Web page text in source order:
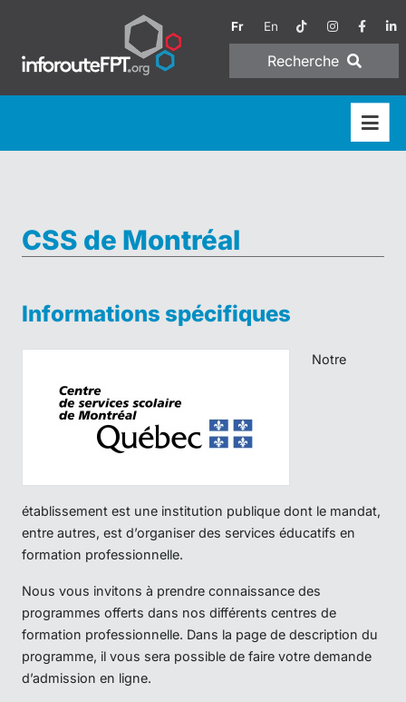
Fr En
Recherche
CSS de Montréal
Informations spécifiques
Notre
établissement est une institution publique dont le mandat,
entre autres, est d’organiser des services éducatifs en
formation professionnelle.
Nous vous invitons à prendre connaissance des
programmes offerts dans nos différents centres de
formation professionnelle. Dans la page de description du
programme, il vous sera possible de faire votre demande
d’admission en ligne.